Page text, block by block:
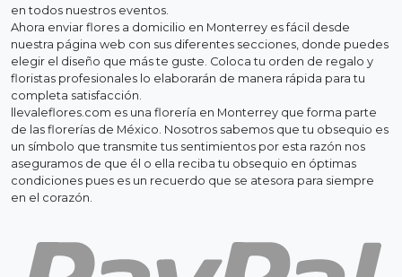
en todos nuestros eventos.
Ahora enviar flores a domicilio en Monterrey es fácil desde
nuestra página web con sus diferentes secciones, donde puedes
elegir el diseño que más te guste. Coloca tu orden de regalo y
floristas profesionales lo elaborarán de manera rápida para tu
completa satisfacción.
llevaleflores.com es una florería en Monterrey que forma parte
de las florerías de México. Nosotros sabemos que tu obsequio es
un símbolo que transmite tus sentimientos por esta razón nos
aseguramos de que él o ella reciba tu obsequio en óptimas
condiciones pues es un recuerdo que se atesora para siempre
en el corazón.